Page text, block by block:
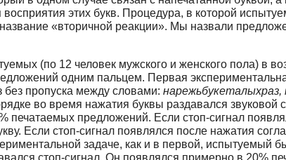
этих букв. Процедура, в которой
«вторичной реакции». Мы назвали
(по 12 человек мужского и женского пола) в
одним пальцем. Первая
без пропуска между словами:
во время нажатия буквы раздавался звуковой
печатаемых предложений. Если стоп-сигнал
Если стоп-сигнал появлялся после нажатия
задаче, как и в первой, испытуемый
стоп-сигнал. Он появлялся примерно в 20%